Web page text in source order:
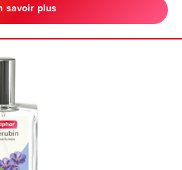
savoir plus